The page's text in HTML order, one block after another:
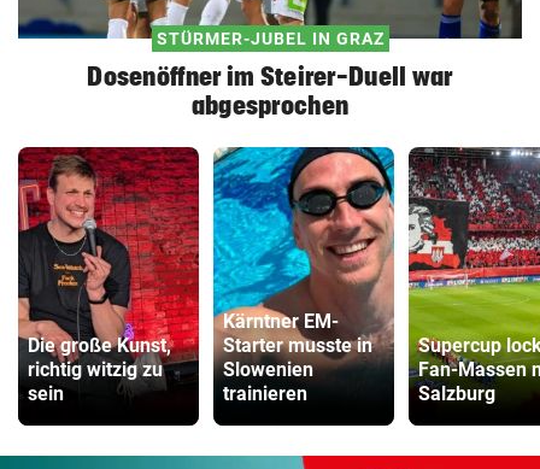
STÜRMER-JUBEL IN GRAZ
Dosenöffner im Steirer-Duell war
abgesprochen
Die große Kunst,
richtig witzig zu
sein
Kärntner EM-
Starter musste in
Slowenien
trainieren
Supercup
Fan-Massen
Salzburg